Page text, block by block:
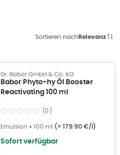
Sortieren nachRelevanz
Dr. Babor GmbH & Co. KG
Babor Phyto-hy Öl Booster
Reactivating 100 ml
(0)
Emulsion • 100 ml (= 179.90 €/l)
Sofort verfügbar